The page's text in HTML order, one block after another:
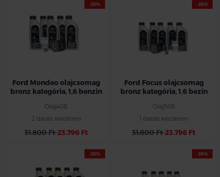
-25%
Ford Mondeo olajcsomag
bronz kategória, 1,6 benzin
Olaj40B
2 darab készleten
31.800 Ft23.796 Ft
-25%
Ford Focus olajcsomag
bronz kategória, 1,6 bezin
Olaj56B
1 darab készleten
31.800 Ft23.796 Ft
-25% -25%